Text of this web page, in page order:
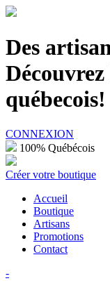
Des
québecois!
CONNEXION
100% Québécois
Créer votre boutique
Accueil
Boutique
Artisans
Promotions
Contact
-